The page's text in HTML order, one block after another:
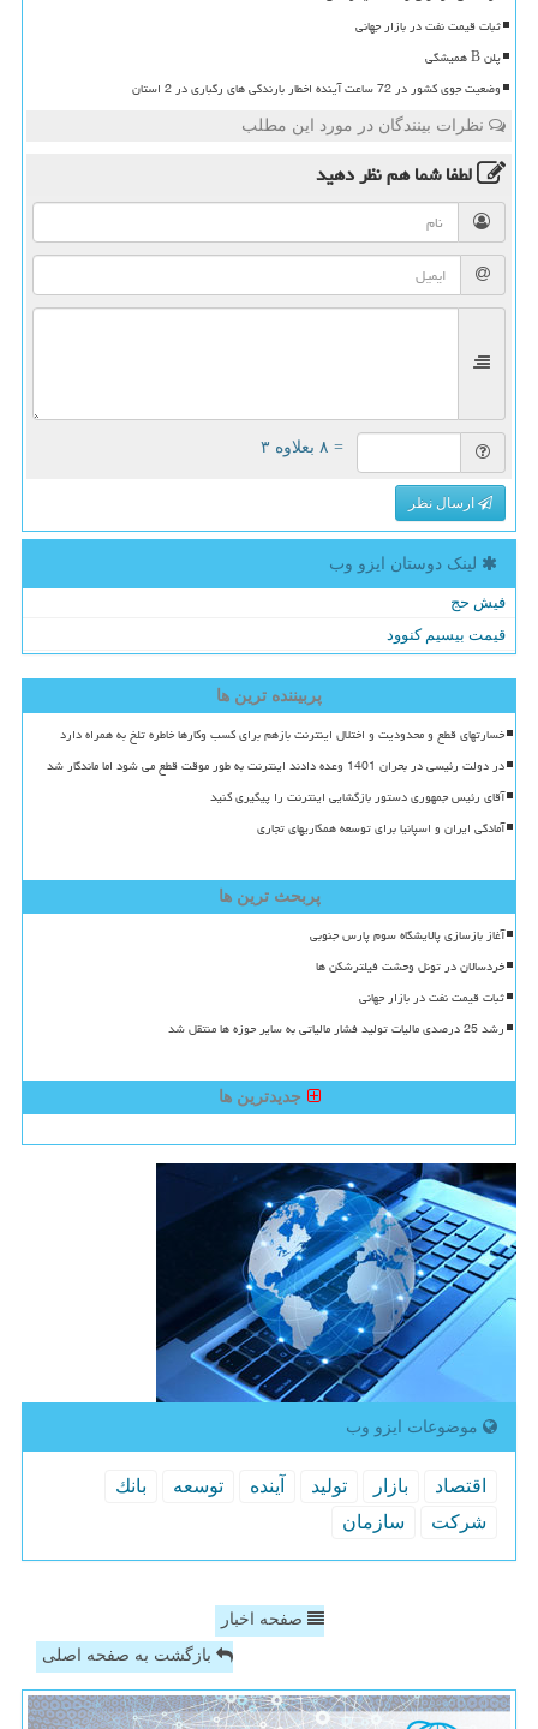
ثبات قیمت نفت در بازار جهانی
پلن B همیشگی
وضعیت جوی کشور در 72 ساعت آینده اخطار بارندگی های رگباری در 2 استان
نظرات بینندگان در مورد این مطلب
لطفا شما همنظر دهید
= ۸ بعلاوه ۳
ارسال نظر
لینک دوستان ایزو وب
فیش حج
قیمت بیسیم کنوود
پربیننده ترین ها
خسارتهای قطع و محدودیت و اختلال اینترنت بازهم برای کسب وکارها خاطره تلخ به همراه دارد
در دولت رئیسی در بحران 1401 وعده دادند اینترنت به طور موقت قطع می شود اما ماندگار شد
آقای رئیس جمهوری دستور بازگشایی اینترنت را پیگیری کنید
آمادگی ایران و اسپانیا برای توسعه همکاریهای تجاری
پربحث ترین ها
آغاز بازسازی پالایشگاه سوم پارس جنوبی
خردسالان در تونل وحشت فیلترشکن ها
ثبات قیمت نفت در بازار جهانی
رشد 25 درصدی مالیات تولید فشار مالیاتی به سایر حوزه ها منتقل شد
جدیدترین ها
موضوعات ایزو وب
اقتصاد بازار تولید آینده توسعه
بانك
شركت
سازمان
صفحه اخبار
بازگشت به صفحه اصلی